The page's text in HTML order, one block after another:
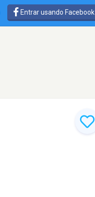
Entrar usando Facebook